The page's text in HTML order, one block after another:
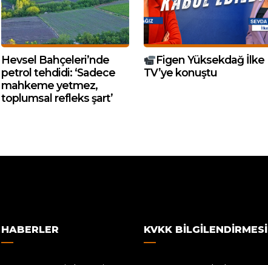
Hevsel Bahçeleri’nde
petrol tehdidi: ‘Sadece
mahkeme yetmez,
toplumsal refleks şart’
Figen Yüksekdağ İlke
TV’ye konuştu
HABERLER KVKK BILGILENDIRMESI